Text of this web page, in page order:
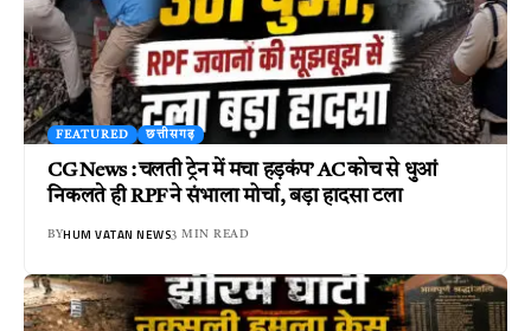
FEATURED छत्तीसगढ़
CG News : चलती ट्रेन में मचा हड़कंप’ AC कोच से धुआं
निकलते ही RPF ने संभाला मोर्चा, बड़ा हादसा टला
BYHUM VATAN NEWS3 MIN READ